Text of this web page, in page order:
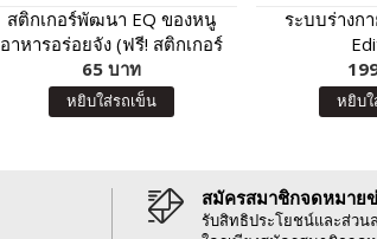
สติกเกอร์พัฒนา EQ ของหนู
อาหารอร่อยจัง (ฟรี! สติกเกอร์
กว่า 100 ชิ้น ในเล่ม)
65 บาท
หยิบใส่รถเข็น
ระบบร่างก
หยิบใ
สมัครสมาชิกจดหมาย
รับสิทธิประโยชน์และส่วน